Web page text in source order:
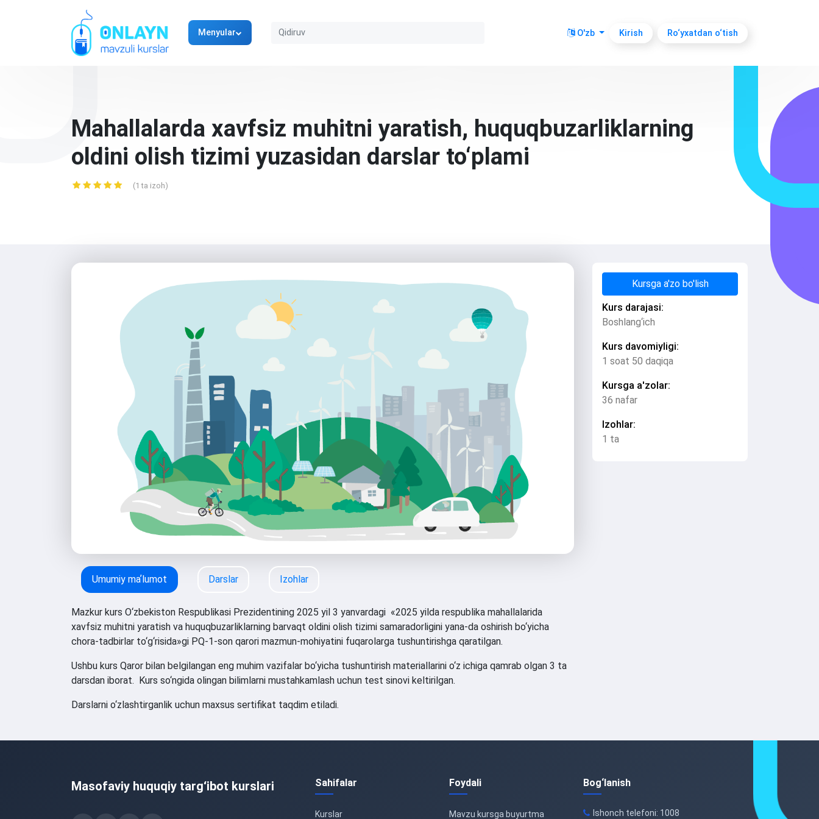
Menyular O'zb Kirish Ro‘yxatdan o‘tish
Mahallalarda xavfsiz muhitni yaratish, huquqbuzarliklarning
oldini olish tizimi yuzasidan darslar to‘plami
(1 ta izoh)
Umumiy maʼlumot Darslar Izohlar
Mazkur kurs O‘zbekiston Respublikasi Prezidentining 2025 yil 3 yanvardagi «2025 yilda respublika mahallalarida
xavfsiz muhitni yaratish va huquqbuzarliklarning barvaqt oldini olish tizimi samaradorligini yana-da oshirish bo‘yicha
chora-tadbirlar to‘g‘risida»gi PQ-1-son qarori mazmun-mohiyatini fuqarolarga tushuntirishga qaratilgan.
Ushbu kurs Qaror bilan belgilangan eng muhim vazifalar bo‘yicha tushuntirish materiallarini o‘z ichiga qamrab olgan 3 ta
darsdan iborat. Kurs so‘ngida olingan bilimlarni mustahkamlash uchun test sinovi keltirilgan.
Darslarni o‘zlashtirganlik uchun maxsus sertifikat taqdim etiladi.
Kursga a'zo bo'lish
Kurs darajasi:
Boshlang‘ich
Kurs davomiyligi:
1 soat 50 daqiqa
Kursga a'zolar:
36 nafar
Izohlar:
1 ta
Masofaviy huquqiy targ‘ibot kurslari Sahifalar
Kurslar
Foydali
Mavzu kursga buyurtma
Bog‘lanish
Ishonch telefoni: 1008